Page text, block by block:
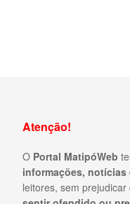
Atenção!
O Portal MatipóWeb
informações, notícias
leitores, sem